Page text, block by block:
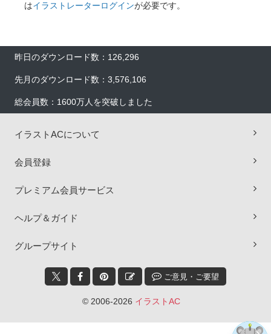
はイラストレーターログインが必要です。
昨日のダウンロード数：126,296
先月のダウンロード数：3,576,106
総会員数：1600万人を突破しました
イラストACについて
会員登録
プレミアム会員サービス
ヘルプ＆ガイド
グループサイト
ご意見・ご要望
© 2006-2026 イラストAC